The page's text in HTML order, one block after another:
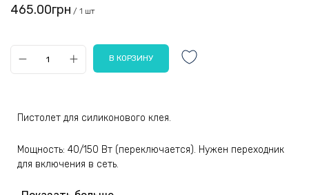
465.00грн / 1 шт
Пистолет для силиконового клея.
Мощность: 40/150 Вт (переключается). Нужен переходник
для включения в сеть.